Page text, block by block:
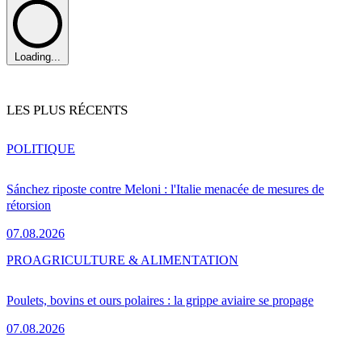
Loading...
LES PLUS RÉCENTS
Sánchez riposte contre Meloni : l'Italie menacée de mesures de
rétorsion
07.08.2026
POLITIQUE
Poulets, bovins et ours polaires : la grippe aviaire se propage
07.08.2026
PROAGRICULTURE & ALIMENTATION